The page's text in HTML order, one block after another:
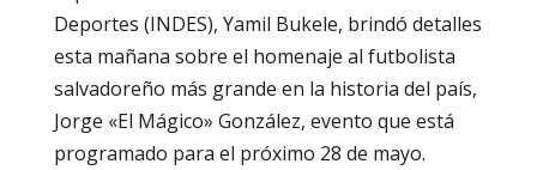
Deportes (INDES), Yamil Bukele, brindó detalles
esta mañana sobre el homenaje al futbolista
salvadoreño más grande en la historia del país,
Jorge «El Mágico» González, evento que está
programado para el próximo 28 de mayo.